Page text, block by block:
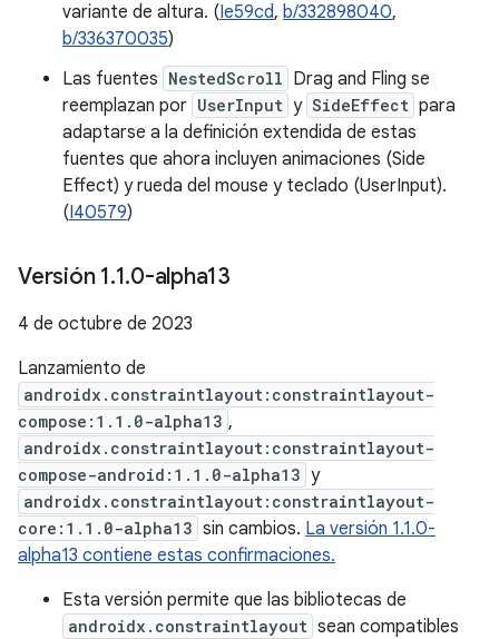
variante de altura. (Ie59cd, b/332898040,
b/336370035)
Las fuentes NestedScroll Drag and Fling se
reemplazan por UserInput y SideEffect para
adaptarse a la definición extendida de estas
fuentes que ahora incluyen animaciones (Side
Effect) y rueda del mouse y teclado (UserInput).
(I40579)
Versión 1.1.0-alpha13
4 de octubre de 2023
Lanzamiento de
androidx.constraintlayout:constraintlayout-
compose:1.1.0-alpha13 ,
androidx.constraintlayout:constraintlayout-
compose-android:1.1.0-alpha13 y
androidx.constraintlayout:constraintlayout-
core:1.1.0-alpha13 sin cambios. La versión 1.1.0-
alpha13 contiene estas confirmaciones.
Esta versión permite que las bibliotecas de
androidx.constraintlayout sean compatibles